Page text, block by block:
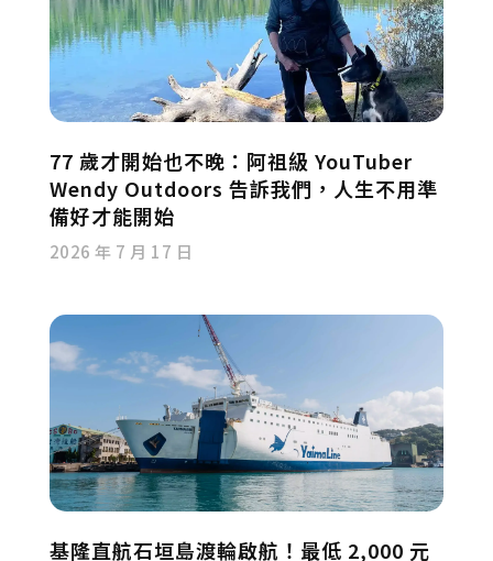
77 歲才開始也不晚：阿祖級 YouTuber
Wendy Outdoors 告訴我們，人生不用準
備好才能開始
2026 年 7 月 17 日
基隆直航石垣島渡輪啟航！最低 2,000 元